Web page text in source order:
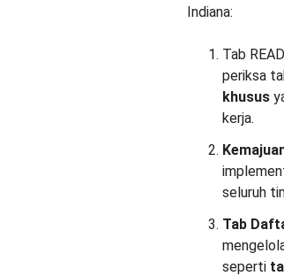
Indiana:
Tab
periksa
khusus
kerja.
seluruh
Tab
seperti